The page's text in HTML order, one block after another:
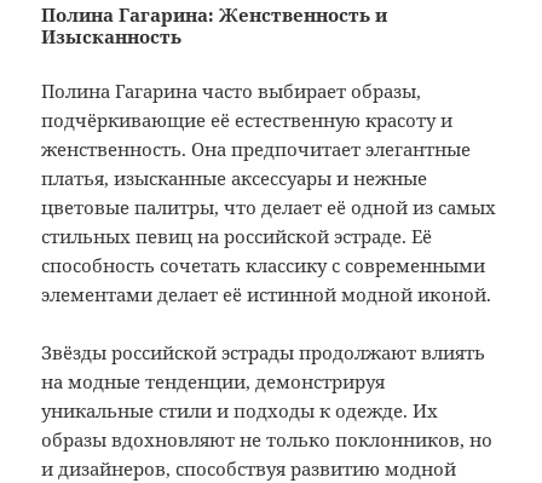
Полина Гагарина: Женственность и
Изысканность
Полина Гагарина часто выбирает образы,
подчёркивающие её естественную красоту и
женственность. Она предпочитает элегантные
платья, изысканные аксессуары и нежные
цветовые палитры, что делает её одной из самых
стильных певиц на российской эстраде. Её
способность сочетать классику с современными
элементами делает её истинной модной иконой.
Звёзды российской эстрады продолжают влиять
на модные тенденции, демонстрируя
уникальные стили и подходы к одежде. Их
образы вдохновляют не только поклонников, но
и дизайнеров, способствуя развитию модной